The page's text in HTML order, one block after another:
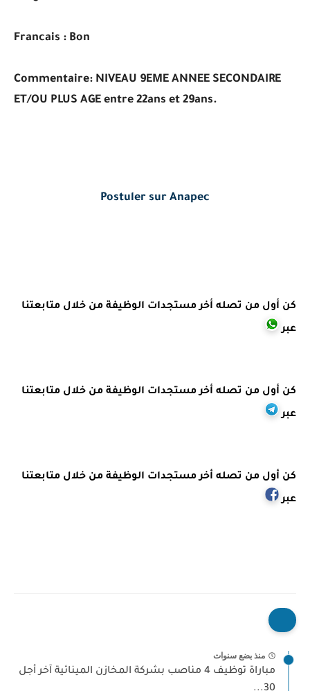
Francais : Bon
Commentaire: NIVEAU 9EME ANNEE SECONDAIRE
ET/OU PLUS AGE entre 22ans et 29ans.
Postuler sur Anapec
كن أول من تصله أخر مستجدات الوظيفة من خلال متابعتنا
عبر
كن أول من تصله أخر مستجدات الوظيفة من خلال متابعتنا
عبر
كن أول من تصله أخر مستجدات الوظيفة من خلال متابعتنا
عبر
منذ بضع سنوات
مباراة توظيف 4 مناصب بشركة المخازن المينائية آخر أجل
30...